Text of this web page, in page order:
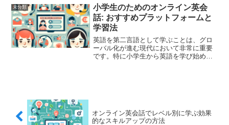
切なやめどきと、成長を見極めるための
ポイント、そして次のステッ...
未分類
小学生のためのオンライン英会
話: おすすめプラットフォームと
学習法
英語を第二言語として学ぶことは、グロ
ーバル化が進む現代において非常に重要
です。特に小学生から英語を学び始める
オンライン英会話でレベル別に学ぶ効果
的なスキルアップの方法